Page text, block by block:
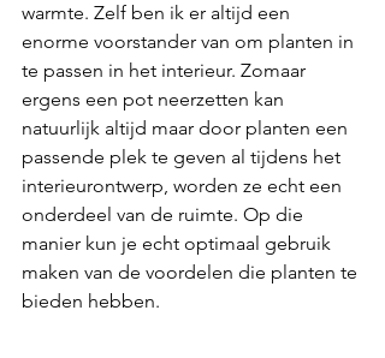
warmte. Zelf ben ik er altijd een
enorme voorstander van om planten in
te passen in het interieur. Zomaar
ergens een pot neerzetten kan
natuurlijk altijd maar door planten een
passende plek te geven al tijdens het
interieurontwerp, worden ze echt een
onderdeel van de ruimte. Op die
manier kun je echt optimaal gebruik
maken van de voordelen die planten te
bieden hebben.